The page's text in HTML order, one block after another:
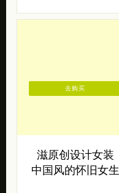
滋原创设计女装
中国风的怀旧女生
去购买